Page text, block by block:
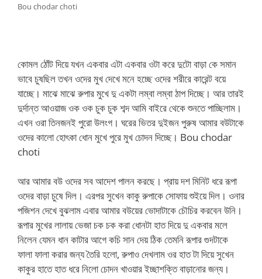
Bou chodar choti
কোমল ঠোঁট দিয়ে যখন একবার এটা একবার ওটা করে দুটো বাড়া কে সমান
ভাবে চুষছিল তখন ওদের মুখ দেখে মনে হচ্ছে ওদের শরীরে কারেন্ট বয়ে
যাচ্ছে। মাঝে মাঝে রুপার মুখে দু একটা লম্বা লম্বা ঠাপ দিচ্ছে। আর তারই
দুর্দান্ত আওয়াজ ওক ওক চুক চুক শব্দ আমি বাইরে থেকে শুনতে পাচ্ছিলাম।
এখন ওরা তিনজনই পুরো উলংগ। ঘরের ভিতর দুইজন পুরুষ আমার বউটাকে
ওদের কালো হোৎকা ধোন মুখে পুরে মুখ চোদন দিচ্ছে। Bou chodar
choti
আর আমার বউ ওদের সব আদেশ পালন করছে। প্রায় দশ মিনিট ধরে রূপা
ওদের বাড়া চুষে দিল। এরপর সুখেন কাকু রুপাকে সোফায় শুইয়ে দিল। ওনার
পজিশন দেখে বুঝলাম এবার আমার বউয়ের ভোদাটাকে চৌচির করবেন উনি।
রূপার মুখের লালায় ভেজা চক চক করা ধোনটা হাত দিয়ে দু একবার মলে
নিলেন যেমন ধান কাটার আগে কচি সান দেয় ঠিক তেমনি রূপার গুদটাকে
ফালা ফালা করার জন্য তৈরি হলো, রুপাও দেখলাম ওর হাত টা দিয়ে সুখেন
কাকুর হাতে হাত ধরে নিলো চোদন খাওয়ার ইচ্ছাশক্তি বাড়ানোর জন্য।